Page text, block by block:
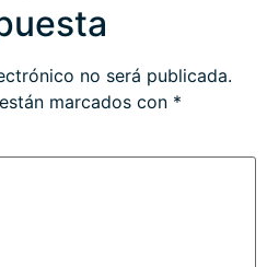
no será publicada.
marcados con *